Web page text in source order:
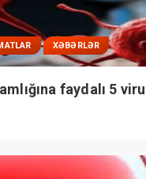
XƏBƏRLƏR
faydalı 5